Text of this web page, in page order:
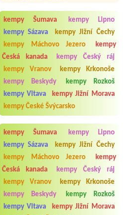
Sluníčko
1stan pro 3 lidi
Termín od 2026-07-31 | Autocamp
Ostende
1 chatka
Termín od 2026-08-03 |Autokemp
4Lchatka
Termín od 2026-08-03 |
Western
Srub
Termín od 2026-08-22 |Chaty u lesa
Chatka pro 2 Osoby
kempy Šumava
kempy Lipno
kempy Sázava
kempy Jižní Čechy
kempy Máchovo Jezero
kempy
Česká kanada
kempy Český ráj
kempy Vranov
kempy Krkonoše
kempy Beskydy
kempy Rozkoš
kempy Vltava
kempy Jižní Morava
kempy České Švýcarsko
kempy Šumava
kempy Lipno
kempy Sázava
kempy Jižní Čechy
kempy Máchovo Jezero
kempy
Česká kanada
kempy Český ráj
kempy Vranov
kempy Krkonoše
kempy Beskydy
kempy Rozkoš
kempy Vltava
kempy Jižní Morava
Byli jsme zde v týdnu od 25.7. do 1.8.
2026. Kemp jako takový je pěkný. V